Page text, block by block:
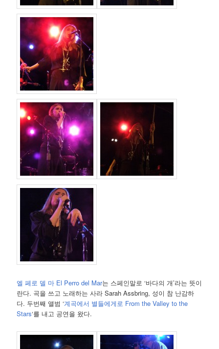
엘 페로 델 마 El Perro del Mar는 스페인말로 ‘바다의 개’라는 뜻이
란다. 곡을 쓰고 노래하는 사라 Sarah Assbring, 성이 참 난감하
다. 두번째 앨범 ‘계곡에서 별들에게로 From the Valley to the
Stars‘를 내고 공연을 왔다.